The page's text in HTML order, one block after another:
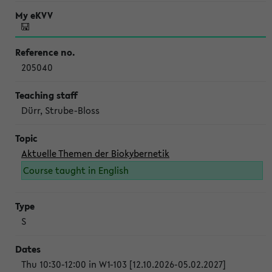
205040
Dürr, Strube-Bloss
Aktuelle Themen der Biokybernetik
Course taught in English
S
Thu 10:30-12:00 in W1-103 [12.10.2026-05.02.2027]